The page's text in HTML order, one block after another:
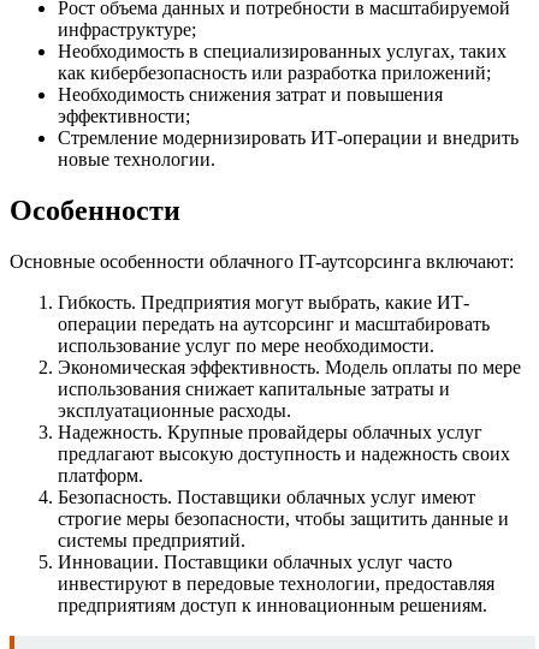
Рост объема данных и потребности в масштабируемой
инфраструктуре;
Необходимость в специализированных услугах, таких
как кибербезопасность или разработка приложений;
Необходимость снижения затрат и повышения
эффективности;
Стремление модернизировать ИТ-операции и внедрить
новые технологии.
Особенности
Основные особенности облачного IT-аутсорсинга включают:
Гибкость. Предприятия могут выбрать, какие ИТ-
операции передать на аутсорсинг и масштабировать
использование услуг по мере необходимости.
Экономическая эффективность. Модель оплаты по мере
использования снижает капитальные затраты и
эксплуатационные расходы.
Надежность. Крупные провайдеры облачных услуг
предлагают высокую доступность и надежность своих
платформ.
Безопасность. Поставщики облачных услуг имеют
строгие меры безопасности, чтобы защитить данные и
системы предприятий.
Инновации. Поставщики облачных услуг часто
инвестируют в передовые технологии, предоставляя
предприятиям доступ к инновационным решениям.